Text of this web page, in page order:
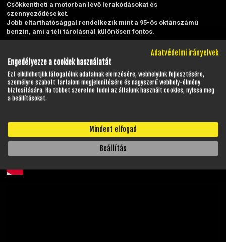
Csökkentheti a motorban lévő lerakódásokat és
szennyeződéseket.
Jobb eltarthatósággal rendelkezik mint a 95-ös oktánszámú
benzin, ami a téli tárolásnál különösen fontos.
Adatvédelmi irányelvek
Engedélyezze a cookiek használatát
Ezt elküldhetjük látogatóink adatainak elemzésére, webhelyünk fejlesztésére,
személyre szabott tartalom megjelenítésére és nagyszerű webhely-élmény
biztosítására. Ha többet szeretne tudni az általunk használt cookies, nyissa meg
a beállításokat.
Mindent elfogad
Beállítás